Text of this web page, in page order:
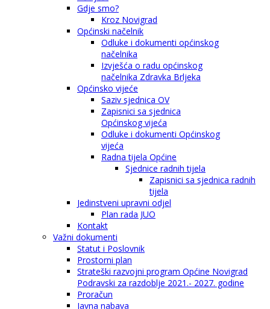
Gdje smo?
Kroz Novigrad
Općinski načelnik
Odluke i dokumenti općinskog
načelnika
Izvješća o radu općinskog
načelnika Zdravka Brljeka
Općinsko vijeće
Saziv sjednica OV
Zapisnici sa sjednica
Općinskog vijeća
Odluke i dokumenti Općinskog
vijeća
Radna tijela Općine
Sjednice radnih tijela
Zapisnici sa sjednica radnih
tijela
Jedinstveni upravni odjel
Plan rada JUO
Kontakt
Važni dokumenti
Statut i Poslovnik
Prostorni plan
Strateški razvojni program Općine Novigrad
Podravski za razdoblje 2021.- 2027. godine
Proračun
Javna nabava